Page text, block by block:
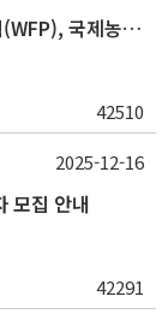
(~12/31) 2026년 상반기 유엔세계식량계획(WFP), 국제농업개발기금(IFAD) 및 유엔아동기금(UNICEF) 인턴십 프로그램 참가자 모집
42510
모집 안내
42291
2025-12-16